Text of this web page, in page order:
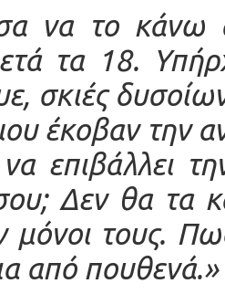
να το κάνω
τα 18.
σκιές
έκοβαν την
επιβάλλει
Δεν θα τα
μόνοι τους.
από